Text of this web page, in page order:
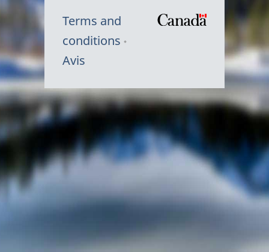
Terms and
conditions
Avis
Symbole
du
Canada